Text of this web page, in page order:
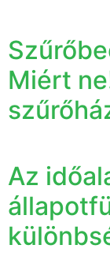
Miért
Az